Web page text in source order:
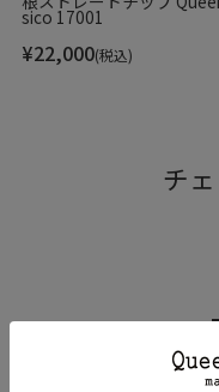
き心地を重視した上質で柔
ではのハイクオリティな技
ちらにも合わせやすいデザ
Item
Made in Japan / 日
sico 17001
¥22,000(税込)
チ